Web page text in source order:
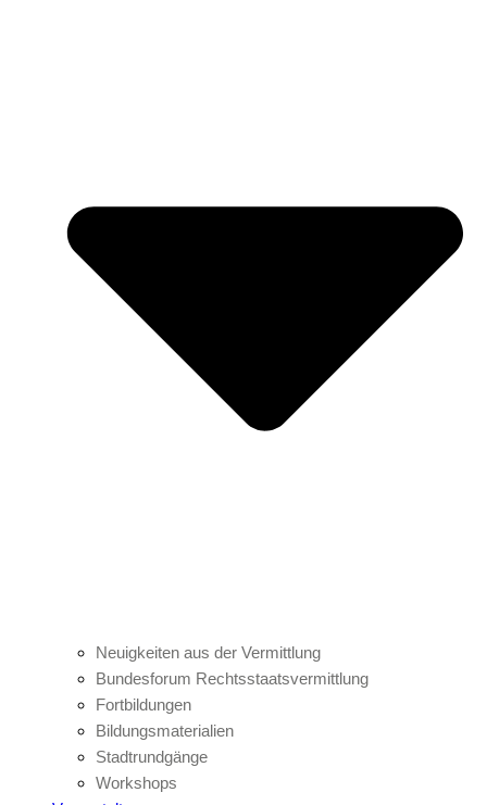
Neuigkeiten aus der Vermittlung
Bundesforum Rechtsstaatsvermittlung
Fortbildungen
Bildungsmaterialien
Stadtrundgänge
Workshops